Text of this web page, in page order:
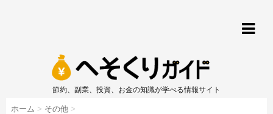
節約、副業、投資、お金の知識が学べる情報サイト
ホーム > その他 >